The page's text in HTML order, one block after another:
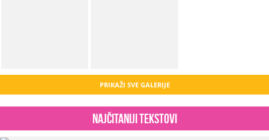
PRIKAŽI SVE GALERIJE
Najčitaniji tekstovi